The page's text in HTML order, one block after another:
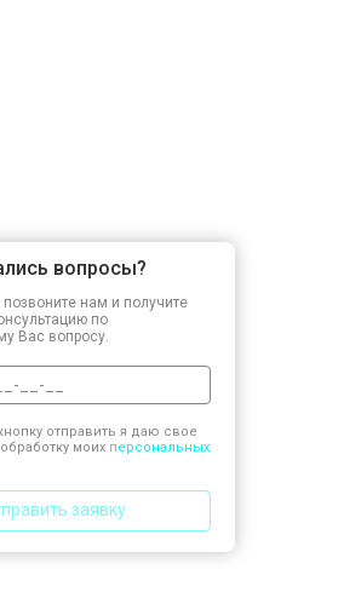
вопросы?
нам и получите
по
Вас вопросу.
отправить я даю свое
моих персональных
заявку